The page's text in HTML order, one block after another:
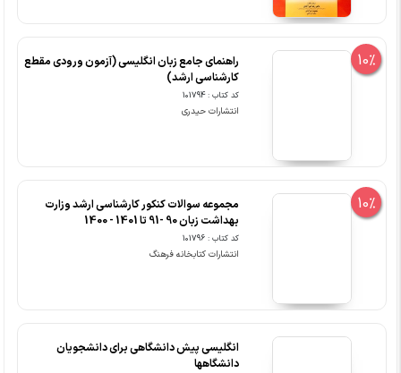
10%
راهنمای جامع زبان انگلیسی (آزمون ورودی مقطع
کارشناسی ارشد)
کد کتاب : 101794
انتشارات حیدری
10%
مجموعه سوالات کنکور کارشناسی ارشد وزارت
بهداشت زبان 90 -91 تا 1401 - 1400
کد کتاب : 101796
انتشارات کتابخانه فرهنگ
انگلیسی پیش دانشگاهی برای دانشجویان
دانشگاهها